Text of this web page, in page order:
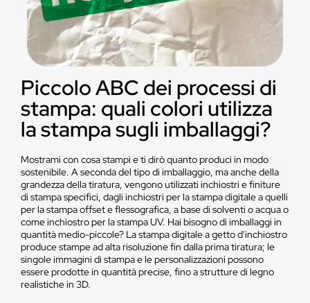
Piccolo ABC dei processi di
stampa: quali colori utilizza
la stampa sugli imballaggi?
Mostrami con cosa stampi e ti dirò quanto produci in modo
sostenibile. A seconda del tipo di imballaggio, ma anche della
grandezza della tiratura, vengono utilizzati inchiostri e finiture
di stampa specifici, dagli inchiostri per la stampa digitale a quelli
per la stampa offset e flessografica, a base di solventi o acqua o
come inchiostro per la stampa UV. Hai bisogno di imballaggi in
quantità medio-piccole? La stampa digitale a getto d'inchiostro
produce stampe ad alta risoluzione fin dalla prima tiratura; le
singole immagini di stampa e le personalizzazioni possono
essere prodotte in quantità precise, fino a strutture di legno
realistiche in 3D.